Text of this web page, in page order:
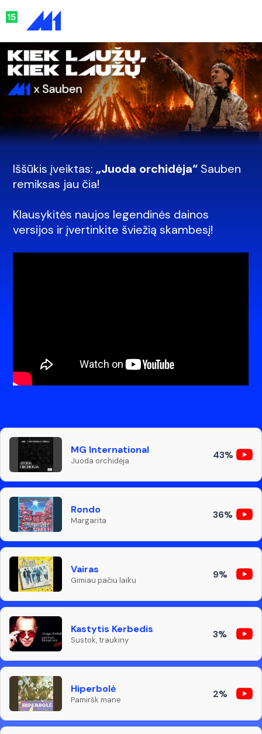
Iššūkis įveiktas: „Juoda orchidėja“ Sauben
remiksas jau čia!
Klausykitės naujos legendinės dainos
versijos ir įvertinkite šviežią skambesį!
MG International
Juoda orchidėja 43%
Rondo
Margarita 36%
Vairas
Gimiau pačiu laiku 9%
Kastytis Kerbedis
Sustok, traukiny 3%
Hiperbolė
Pamiršk mane 2%